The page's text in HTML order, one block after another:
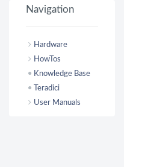
Navigation
Hardware
HowTos
Knowledge Base
Teradici
User Manuals